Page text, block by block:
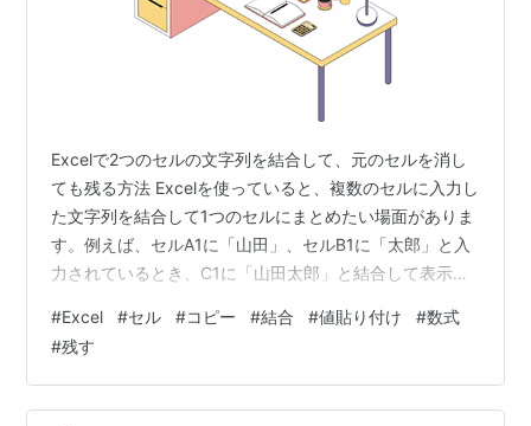
Excelで2つのセルの文字列を結合して、元のセルを消し
ても残る方法 Excelを使っていると、複数のセルに入力し
た文字列を結合して1つのセルにまとめたい場面がありま
す。例えば、セルA1に「山田」、セルB1に「太郎」と入
力されているとき、C1に「山田太郎」と結合して表示し
数式で結合した場合は、元のセルを削除するとエラーに
なってしまうことがあります。この記事では、元セルを
消しても残るようにする方法を紹介します。 1. 文字列を
結合する基本方法 まずは結合の基本から。 演算子 & を使
#Excel #セル #コピー #結合 #値貼り付け #数式
#残す